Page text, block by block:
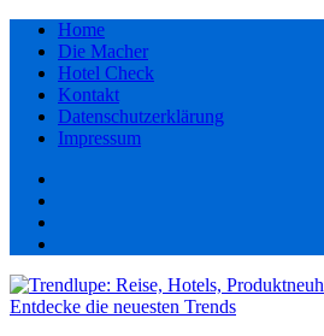
Home
Die Macher
Hotel Check
Kontakt
Datenschutzerklärung
Impressum